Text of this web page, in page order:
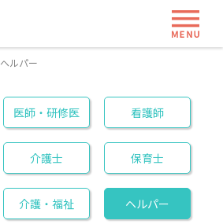
ヘルパー
医師・研修医 看護師
介護士 保育士
介護・福祉 ヘルパー